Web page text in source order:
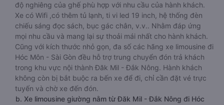
độ nghiêng của ghế phù hợp với nhu cầu của hành khách.
Xe có Wifi ,có thêm tủ lạnh, ti vi led 19 inch, hệ thống đèn
chiếu sáng đọc sách, bục gác chân, v.v.. Nhằm đáp ứng
mọi nhu cầu và mang lại sự thoải mái nhất cho hành khách.
Cũng với kích thước nhỏ gọn, đa số các hãng xe limousine đi
Hóc Môn - Sài Gòn đều hỗ trợ trung chuyển đón trả khách
trong khu vực nội thành Đăk Mil - Đắk Nông. Hành khách
không còn bị bắt buộc ra bến xe để đi, chỉ cần đặt vé trực
tuyến và chờ xe đến đón.
b. Xe limousine giường nằm từ Đăk Mil - Đắk Nông đi Hóc